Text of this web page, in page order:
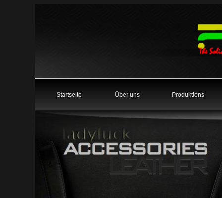
Startseite Über uns Produktions